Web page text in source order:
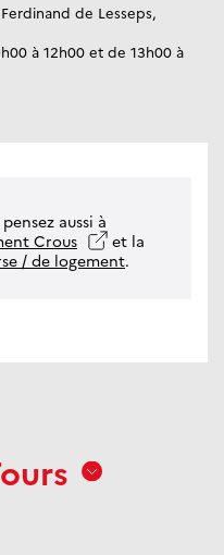
de Lesseps,
à 12h00 et de 13h00 à
aussi à
Crous
et la
/ de logement.